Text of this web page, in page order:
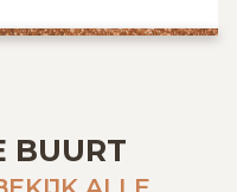
BUURT